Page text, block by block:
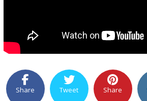
Share Tweet Share